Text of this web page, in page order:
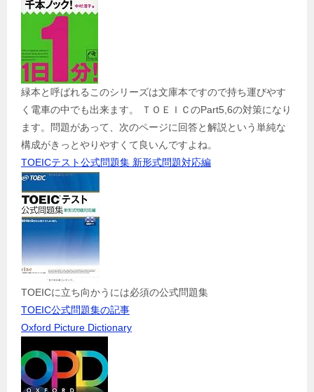
緑本と呼ばれるこのシリーズは文庫本ですので持ち運びやす
く電車の中でも出来ます。 ＴＯＥＩＣのPart5,6の対策になり
ます。問題があって、次のページに回答と解説という単純な
構成がきっとやりやすくて良いんですよね。
TOEICテスト公式問題集 新形式問題対応編
TOEICに立ち向かうには必須の公式問題集
TOEIC公式問題集の記事
Oxford Picture Dictionary